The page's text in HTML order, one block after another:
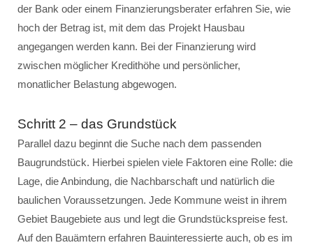
der Bank oder einem Finanzierungsberater erfahren Sie, wie
hoch der Betrag ist, mit dem das Projekt Hausbau
angegangen werden kann. Bei der Finanzierung wird
zwischen möglicher Kredithöhe und persönlicher,
monatlicher Belastung abgewogen.
Schritt 2 – das Grundstück
Parallel dazu beginnt die Suche nach dem passenden
Baugrundstück. Hierbei spielen viele Faktoren eine Rolle: die
Lage, die Anbindung, die Nachbarschaft und natürlich die
baulichen Voraussetzungen. Jede Kommune weist in ihrem
Gebiet Baugebiete aus und legt die Grundstückspreise fest.
Auf den Bauämtern erfahren Bauinteressierte auch, ob es im